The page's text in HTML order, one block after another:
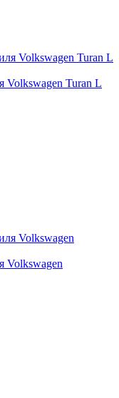
Volkswagen Turan L
Volkswagen